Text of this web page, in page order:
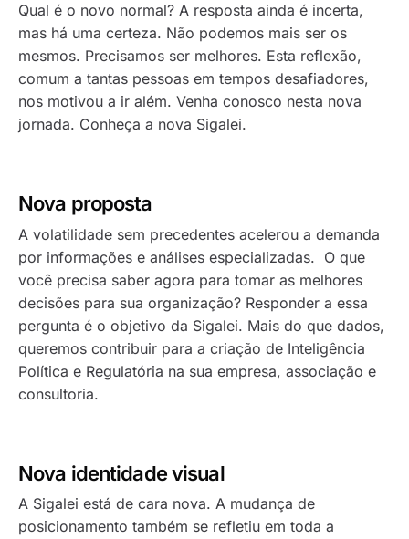
Qual é o novo normal? A resposta ainda é incerta,
mas há uma certeza. Não podemos mais ser os
mesmos. Precisamos ser melhores. Esta reflexão,
comum a tantas pessoas em tempos desafiadores,
nos motivou a ir além. Venha conosco nesta nova
jornada. Conheça a nova Sigalei.
Nova proposta
A volatilidade sem precedentes acelerou a demanda
por informações e análises especializadas. O que
você precisa saber agora para tomar as melhores
decisões para sua organização? Responder a essa
pergunta é o objetivo da Sigalei. Mais do que dados,
queremos contribuir para a criação de Inteligência
Política e Regulatória na sua empresa, associação e
consultoria.
Nova identidade visual
A Sigalei está de cara nova. A mudança de
posicionamento também se refletiu em toda a